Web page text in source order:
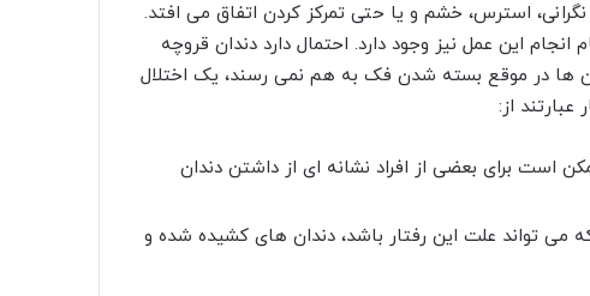
استرس، خشم و یا حتی تمرکز کردن اتفاق می افتد.
این عمل نیز وجود دارد. احتمال دارد دندان قروچه
ها در موقع بسته شدن فک به هم نمی رسند، یک اختلال
از:
برای بعضی از افراد نشانه ای از داشتن دندان
می تواند علت این رفتار باشد، دندان های کشیده شده و